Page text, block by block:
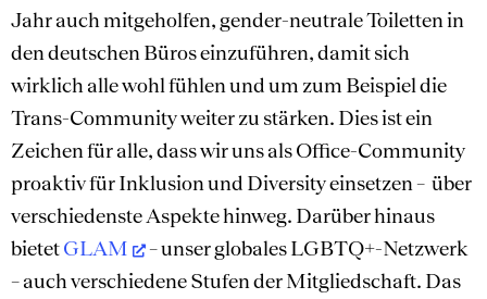
Jahr auch mitgeholfen, gender-neutrale Toiletten in
den deutschen Büros einzuführen, damit sich
wirklich alle wohl fühlen und um zum Beispiel die
Trans-Community weiter zu stärken. Dies ist ein
Zeichen für alle, dass wir uns als Office-Community
proaktiv für Inklusion und Diversity einsetzen – über
verschiedenste Aspekte hinweg. Darüber hinaus
bietetGLAM
– unser globales LGBTQ+-Netzwerk
– auch verschiedene Stufen der Mitgliedschaft. Das